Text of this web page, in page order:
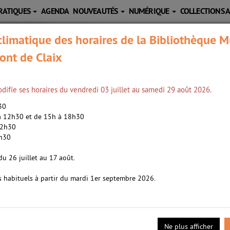
AGENDA NOUVEAUTÉS NUMÉRIQUE COLLECTIONS
(1984-....). Auteur
des des Pompo Hills. Comme tous les sorciers, c'est un
qui contaminent et déciment tous ceux qu'ils touchent. Son
des horaires de la Bibliothèque
de Claix
ses horaires du vendredi 03 juillet au samedi 29 août 2026.
12h30 et de 15h à 18h30
26 juillet au 17 août.
habituels à partir du mardi 1er septembre 2026.
Ne plus afficher